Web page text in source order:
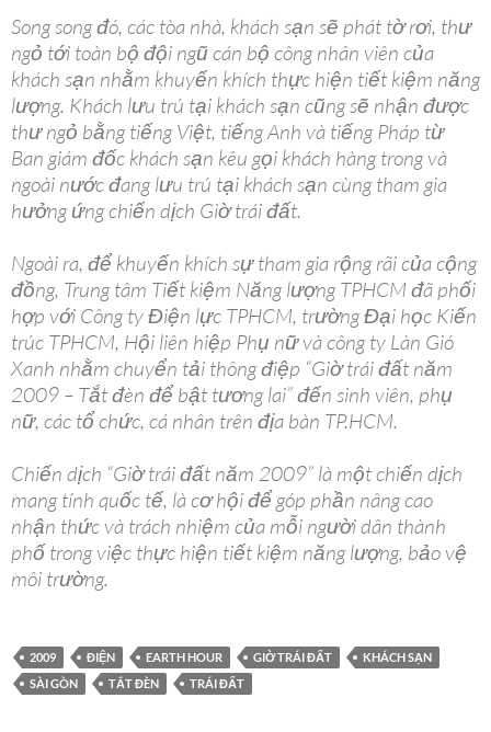
Song song đó, các tòa nhà, khách sạn sẽ phát tờ rơi, thư
ngỏ tới toàn bộ đội ngũ cán bộ công nhân viên của
khách sạn nhằm khuyến khích thực hiện tiết kiệm năng
lượng. Khách lưu trú tại khách sạn cũng sẽ nhận được
thư ngỏ bằng tiếng Việt, tiếng Anh và tiếng Pháp từ
Ban giám đốc khách sạn kêu gọi khách hàng trong và
ngoài nước đang lưu trú tại khách sạn cùng tham gia
hưởng ứng chiến dịch Giờ trái đất.
Ngoài ra, để khuyến khích sự tham gia rộng rãi của cộng
đồng, Trung tâm Tiết kiệm Năng lượng TPHCM đã phối
hợp với Công ty Điện lực TPHCM, trường Đại học Kiến
trúc TPHCM, Hội liên hiệp Phụ nữ và công ty Làn Gió
Xanh nhằm chuyển tải thông điệp “Giờ trái đất năm
2009 – Tắt đèn để bật tương lai” đến sinh viên, phụ
nữ, các tổ chức, cá nhân trên địa bàn TP.HCM.
Chiến dịch “Giờ trái đất năm 2009” là một chiến dịch
mang tính quốc tế, là cơ hội để góp phần nâng cao
nhận thức và trách nhiệm của mỗi người dân thành
phố trong việc thực hiện tiết kiệm năng lượng, bảo vệ
môi trường.
2009 ĐIỆN EARTH HOUR GIỜ TRÁI ĐẤT
KHÁCH SẠN
SÀI GÒN
TẮT ĐÈN TRÁI ĐẤT